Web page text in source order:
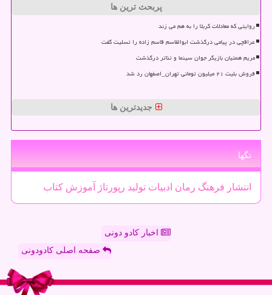
پربحث ترین ها
روایتی که معادلات کربلا را به هم می زند
عراقچی در پیامی درگذشت ابوالقاسم قاسم زاده را تسلیت گفت
مریم همتیان بازیگر جوان سینما و تئاتر درگذشت
فروش بلیت ۲۱ میلیون تومانی تهران_اصفهان رد شد
جدیدترین ها
تگها
انتشار فرهنگ رمان ادبیات تولید رپورتاژ آموزش كتاب
اخبار کادو دونی
صفحه اصلی کادودونی